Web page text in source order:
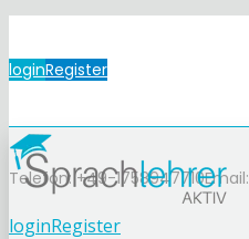
loginRegister
Telefon: +49-1758947710Email:
loginRegister